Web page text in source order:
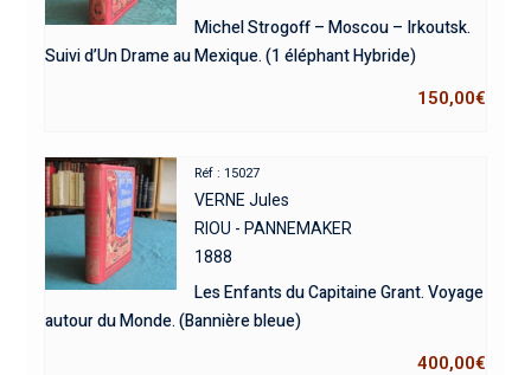
Michel Strogoff – Moscou – Irkoutsk.
Suivi d’Un Drame au Mexique. (1 éléphant Hybride)
150,00€
Réf : 15027
VERNE Jules
RIOU - PANNEMAKER
1888
Les Enfants du Capitaine Grant. Voyage
autour du Monde. (Bannière bleue)
400,00€